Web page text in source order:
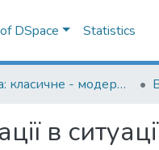
DSpace Statistics
Мова: класичне - модерне - постмодерне
в